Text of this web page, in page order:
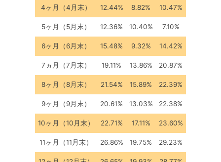
4ヶ月（4月末） 12.44% 8.82% 10.47%
5ヶ月（5月末） 12.36% 10.40% 7.10%
6ヶ月（6月末） 15.48% 9.32% 14.42%
7ヵ月（7月末） 19.11% 13.86% 20.87%
8ヶ月（8月末） 21.54% 15.89% 22.39%
9ヶ月（9月末） 20.61% 13.03% 22.38%
10ヶ月（10月末） 22.71% 17.11% 23.60%
11ヶ月（11月末） 26.86% 19.75% 29.23%